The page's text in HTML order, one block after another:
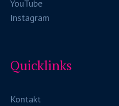
YouTube
Instagram
Quicklinks
Kontakt